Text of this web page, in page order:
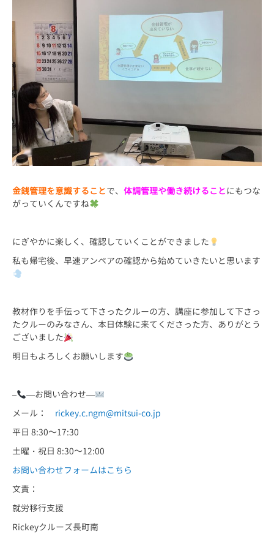
金銭管理を意識することで、 体調管理や働き続けることにもつな
がっていくんですね
にぎやかに楽しく、確認していくことができました
私も帰宅後、早速アンペアの確認から始めていきたいと思います
教材作りを手伝って下さったクルーの方、講座に参加して下さっ
たクルーのみなさん、本日体験に来てくださった方、ありがとう
ございました
明日もよろしくお願いします
–
—お問い合わせ—
メール： rickey.c.ngm@mitsui-co.jp
平日 8:30～17:30
土曜・祝日 8:30～12:00
お問い合わせフォームはこちら
文責：
就労移行支援
Rickeyクルーズ長町南